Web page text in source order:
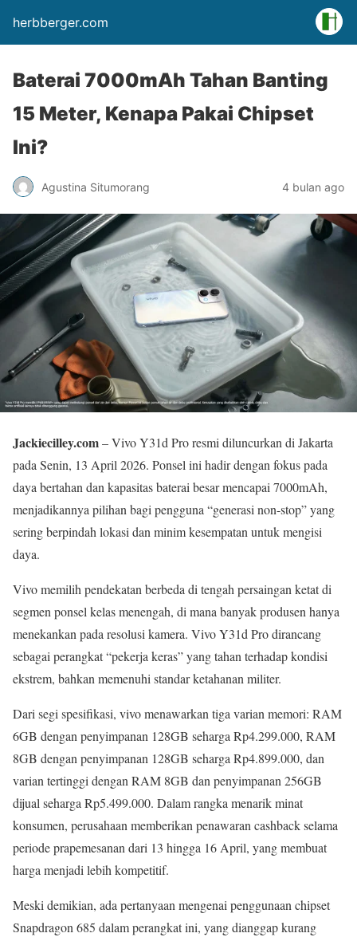
herbberger.com
Baterai 7000mAh Tahan Banting
15 Meter, Kenapa Pakai Chipset
Ini?
Agustina Situmorang 4 bulan ago
Jackiecilley.com– Vivo Y31d Pro resmi diluncurkan di Jakarta
pada Senin, 13 April 2026. Ponsel ini hadir dengan fokus pada
daya bertahan dan kapasitas baterai besar mencapai 7000mAh,
menjadikannya pilihan bagi pengguna “generasi non-stop” yang
sering berpindah lokasi dan minim kesempatan untuk mengisi
daya.
Vivo memilih pendekatan berbeda di tengah persaingan ketat di
segmen ponsel kelas menengah, di mana banyak produsen hanya
menekankan pada resolusi kamera. Vivo Y31d Pro dirancang
sebagai perangkat “pekerja keras” yang tahan terhadap kondisi
ekstrem, bahkan memenuhi standar ketahanan militer.
Dari segi spesifikasi, vivo menawarkan tiga varian memori: RAM
6GB dengan penyimpanan 128GB seharga Rp4.299.000, RAM
8GB dengan penyimpanan 128GB seharga Rp4.899.000, dan
varian tertinggi dengan RAM 8GB dan penyimpanan 256GB
dijual seharga Rp5.499.000. Dalam rangka menarik minat
konsumen, perusahaan memberikan penawaran cashback selama
periode prapemesanan dari 13 hingga 16 April, yang membuat
harga menjadi lebih kompetitif.
Meski demikian, ada pertanyaan mengenai penggunaan chipset
Snapdragon 685 dalam perangkat ini, yang dianggap kurang